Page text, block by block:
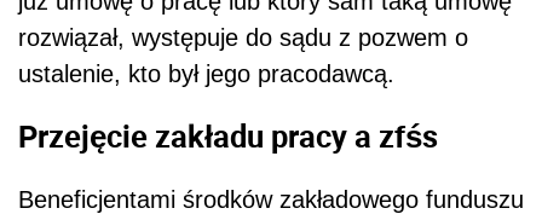
rozwiązał, występuje do sądu z pozwem o
ustalenie, kto był jego pracodawcą.
Przejęcie zakładu pracy a zfśs
Beneficjentami środków zakładowego funduszu